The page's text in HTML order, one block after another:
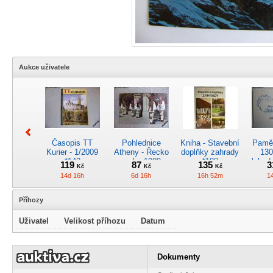
Aukce uživatele
Časopis TT
Kurier - 1/2009
*142
119Kč
14d 16h
Pohlednice
Atheny - Řecko
z roku 1989.
Nová nepoužitá
*5019
87 Kč
6d 16h
Kniha - Stavební
doplňky zahrady
*188
135 Kč
16h 52m
Pohlednice
kreslená -
Československá
Pánské kapesní
Pohlednice
motorového
Příhozy
Uživatel Velikost příhozu Datum
Dokumenty